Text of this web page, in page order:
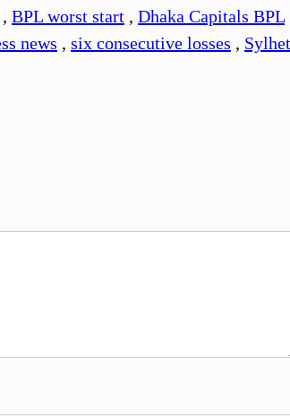
, BPL worst start , Dhaka Capitals BPL
news , six consecutive losses , Sylhet